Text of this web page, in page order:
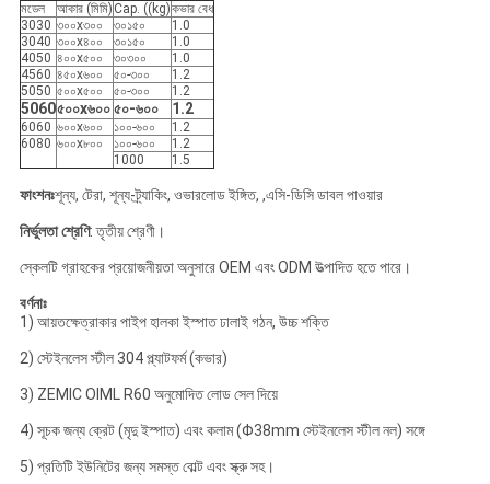
মডেল আকার (মিমি) Cap. ((kg)কভার বেধ
3030 ৩০০x৩০০ ৩০১৫০
1.0
3040 ৩০০x৪০০ ৩০১৫০
1.0
4050 ৪০০x৫০০ ৩০৩০০
1.0
4560 ৪৫০x৬০০ ৫০-৩০০
1.2
5050 ৫০০x৫০০ ৫০-৩০০ 1.2
5060৫০০x৬০০৫০-৬০০ 1.2
6060 ৬০০x৬০০ ১০০-৬০০
1.2
6080 ৬০০x৮০০ ১০০-৬০০
1.2
1000
1.5
ফাংশনঃশূন্য, টেরা, শূন্য-ট্র্যাকিং, ওভারলোড ইঙ্গিত, ,এসি-ডিসি ডাবল পাওয়ার
নির্ভুলতা শ্রেণি: তৃতীয় শ্রেণী।
স্কেলটি গ্রাহকের প্রয়োজনীয়তা অনুসারে OEM এবং ODM উত্পাদিত হতে পারে।
বর্ণনাঃ
1) আয়তক্ষেত্রাকার পাইপ হালকা ইস্পাত ঢালাই গঠন, উচ্চ শক্তি
2) স্টেইনলেস স্টীল 304 প্ল্যাটফর্ম (কভার)
3) ZEMIC OIML R60 অনুমোদিত লোড সেল দিয়ে
4) সূচক জন্য ক্রেট (মৃদু ইস্পাত) এবং কলাম (Φ38mm স্টেইনলেস স্টীল নল) সঙ্গে
5) প্রতিটি ইউনিটের জন্য সমস্ত বোল্ট এবং স্ক্রু সহ।